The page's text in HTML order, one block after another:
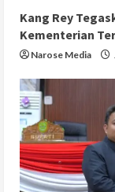
Kang Rey
Kementerian
Narose Media